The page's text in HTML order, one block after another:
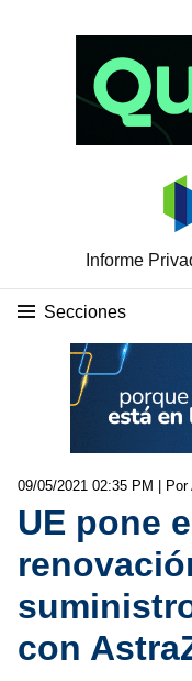
Informe
Secciones
09/05/2021 02:35 PM |
UE pone
con